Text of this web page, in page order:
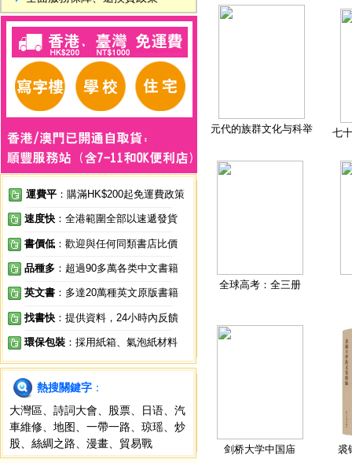
運費平 ：購滿HK$200起免運費政策
速度快 ：全港範圍全部以速遞發貨
書價低 ：歡迎與任何同類書店比價
品種多 ：超過90多萬各类中文書籍
英文書 ：多達20萬種英文原版書籍
找書快 ：提供資料，24小時內反饋
環保包裝 ：採用紙箱、氣泡紙材料
熱搜關鍵字 ：
大灣區
詩詞大會 股票 日语
汽
車維修
地图 一帶一路 琼瑶
炒
股
絲綢之路 漫畫 貿易戰
元代的族群文化与科举 七
全球高考：全三册
剑桥大学中国庙 裘